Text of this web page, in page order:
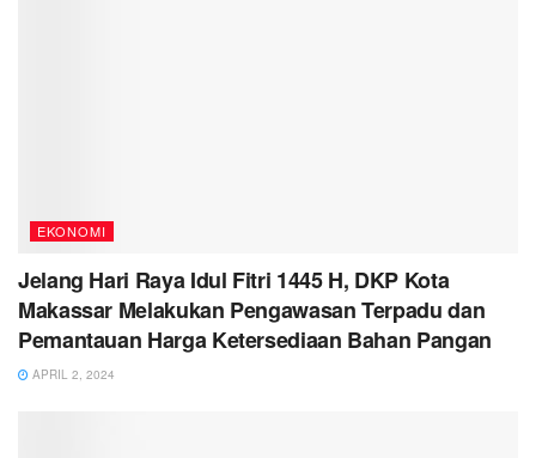
EKONOMI
Jelang Hari Raya Idul Fitri 1445 H, DKP Kota
Makassar Melakukan Pengawasan Terpadu dan
Pemantauan Harga Ketersediaan Bahan Pangan
APRIL 2, 2024